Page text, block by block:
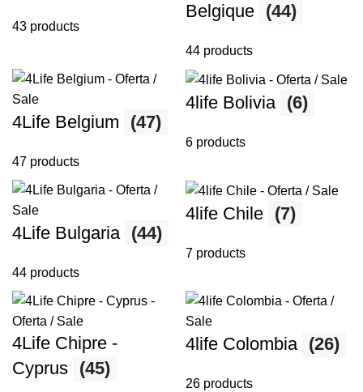
43 products
Belgique (44)
44 products
4Life Belgium (47)
47 products
4life Bolivia (6)
6 products
4Life Bulgaria (44)
44 products
4life Chile (7)
7 products
4Life Chipre -
Cyprus (45)
4life Colombia (26)
26 products